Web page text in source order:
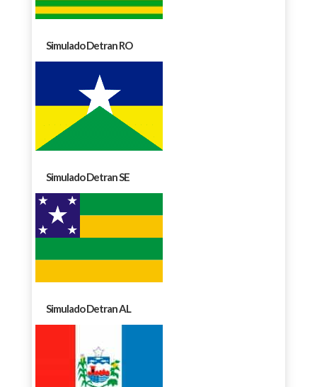
Simulado Detran RO
Simulado Detran SE
Simulado Detran AL